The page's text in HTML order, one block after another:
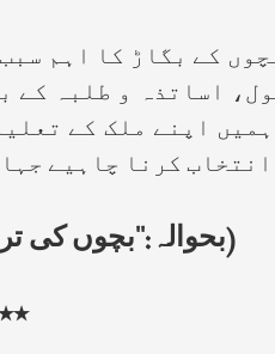
کے بگاڑ کا اہم سبب
اساتذہ و طلبہ
اپنے ملک کے
کرنا چاہیے
(بحوالہ:‘‘بچوں کی